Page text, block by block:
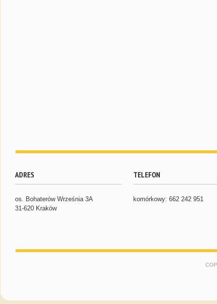
ADRES
os. Bohaterów Września 3A
31-620 Kraków
TELEFON
komórkowy: 662 242 951